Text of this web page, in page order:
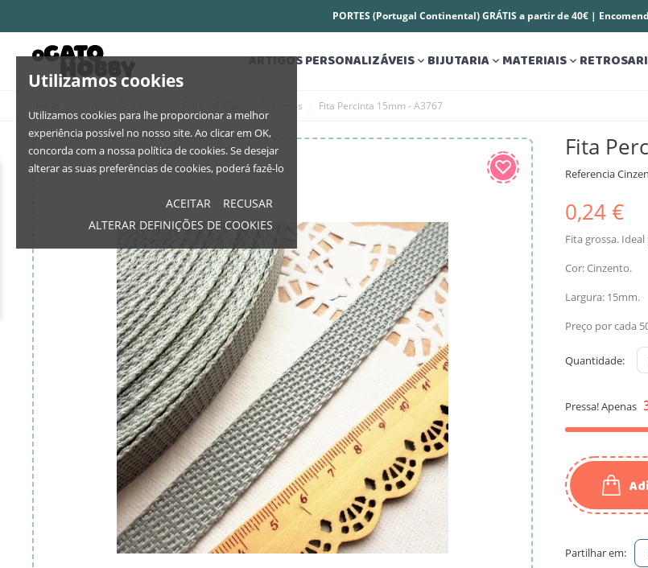
Utilizamos cookies
Utilizamos cookies para lhe proporcionar a melhor
experiência possível no nosso site. Ao clicar em OK,
concorda com a nossa política de cookies. Se desejar
alterar as suas preferências de cookies, poderá fazê-lo
ACEITAR
RECUSAR
ALTERAR DEFINIÇÕES DE COOKIES
PORTES (Portugal Continental) GRÁTIS a partir de 40€ |
ARTIGOS PERSONALIZÁVEIS BIJUTARIA MATERIAIS
Percintas Fita Percinta 15mm - A3767
Fita
Referencia
0,24 €
Fita grossa.
Cor: Cinzento.
Largura: 15mm.
Preço por cada
Quantidade:
Pressa! Apenas
Partilhar em: